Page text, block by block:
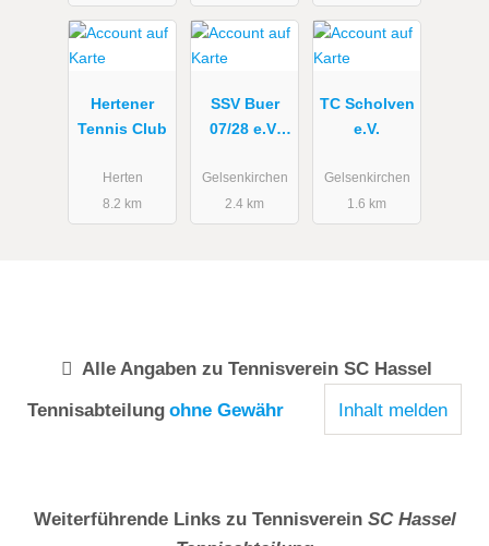
Padel
Hertener
Tennis Club
Herten
8.2 km
SSV Buer
07/28 e.V.
Tennis
Gelsenkirchen
2.4 km
TC Scholven
e.V.
Gelsenkirchen
1.6 km
Alle Angaben zu Tennisverein SC Hassel
Tennisabteilung ohne Gewähr Inhalt melden
Weiterführende Links zu Tennisverein SC Hassel